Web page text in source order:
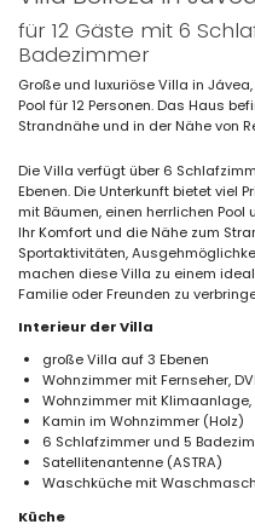
für 12 Gäste mit 6
Badezimmer
Große und luxuriöse Villa in
Pool für 12 Personen. Das Haus
Strandnähe und in der Nähe von
Die Villa verfügt über 6
Ebenen. Die Unterkunft bietet viel
mit Bäumen, einen herrlichen
Ihr Komfort und die Nähe zum
Sportaktivitäten,
machen diese Villa zu einem
Familie oder Freunden zu
Interieur der Villa
große Villa auf 3 Ebenen
Wohnzimmer mit Fernseher,
Wohnzimmer mit Klimaanlage,
Kamin im Wohnzimmer (Holz)
6 Schlafzimmer und 5
Satellitenantenne (ASTRA)
Waschküche mit
Küche